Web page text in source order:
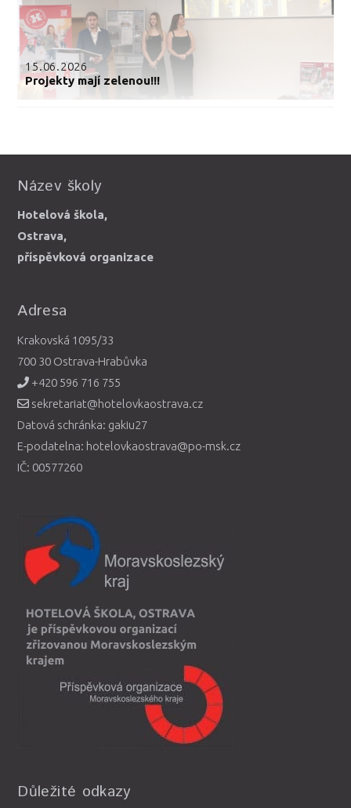
15.06.2026
Projekty mají zelenou!!!
Název školy
Hotelová škola,
Ostrava,
příspěvková organizace
Adresa
Krakovská 1095/33
700 30 Ostrava-Hrabůvka
+420 596 716 755
sekretariat@hotelovkaostrava.cz
Datová schránka: gakiu27
E-podatelna: hotelovkaostrava@po-msk.cz
IČ: 00577260
Důležité odkazy